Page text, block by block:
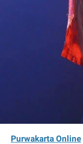
Purwakarta Online